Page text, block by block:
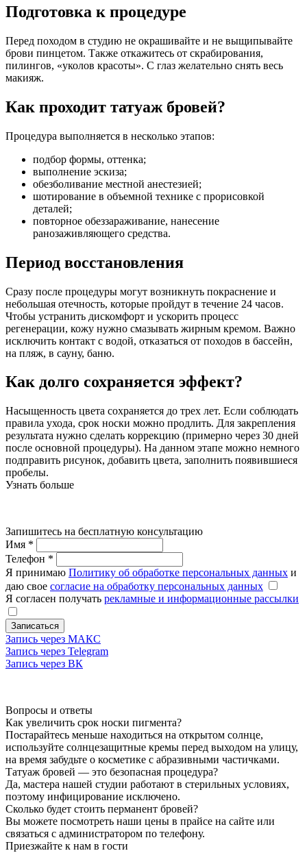
Подготовка к процедуре
Перед походом в студию не окрашивайте и не выщипывайте
брови пинцетом. Также откажитесь от скрабирования,
пилингов, «уколов красоты». С глаз желательно снять весь
макияж.
Как проходит татуаж бровей?
Процедура выполняется в несколько этапов:
подбор формы, оттенка;
выполнение эскиза;
обезболивание местной анестезией;
шотирование в объемной технике с прорисовкой
деталей;
повторное обеззараживание, нанесение
ранозаживляющего средства.
Период восстановления
Сразу после процедуры могут возникнуть покраснение и
небольшая отечность, которые пройдут в течение 24 часов.
Чтобы устранить дискомфорт и ускорить процесс
регенерации, кожу нужно смазывать жирным кремом. Важно
исключить контакт с водой, отказаться от походов в бассейн,
на пляж, в сауну, баню.
Как долго сохраняется эффект?
Насыщенность цвета сохраняется до трех лет. Если соблюдать
правила ухода, срок носки можно продлить. Для закрепления
результата нужно сделать коррекцию (примерно через 30 дней
после основной процедуры). На данном этапе можно немного
подправить рисунок, добавить цвета, заполнить появившиеся
пробелы.
Узнать больше
Запишитесь на бесплатную консультацию
Имя *
Телефон *
Я принимаю Политику об обработке персональных данных и
даю свое согласие на обработку персональных данных
Я согласен получать рекламные и информационные рассылки
Записаться
Запись через МАКС
Запись через Telegram
Запись через ВК
Вопросы и ответы
Как увеличить срок носки пигмента?
Постарайтесь меньше находиться на открытом солнце,
используйте солнцезащитные кремы перед выходом на улицу,
на время забудьте о косметике с абразивными частичками.
Татуаж бровей — это безопасная процедура?
Да, мастера нашей студии работают в стерильных условиях,
поэтому инфицирование исключено.
Сколько будет стоить перманент бровей?
Вы можете посмотреть наши цены в прайсе на сайте или
связаться с администратором по телефону.
Приезжайте к нам в гости